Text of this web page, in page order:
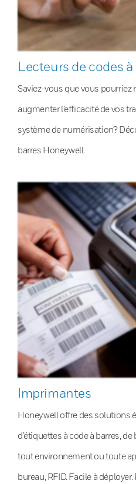
Lecteurs de codes à
Saviez-vous que vous pourriez
augmenter l’efficacité de vos
système de numérisation?
barres Honeywell.
Imprimantes
Honeywell offre des solutions
d’étiquettes à code à barres,
tout environnement ou toute
bureau, RFID. Facile à déployer.